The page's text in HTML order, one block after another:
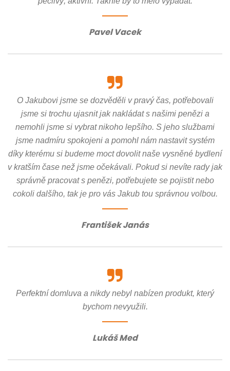
Pavel Vacek
O Jakubovi jsme se dozvěděli v pravý čas, potřebovali
jsme si trochu ujasnit jak nakládat s našimi penězi a
nemohli jsme si vybrat nikoho lepšího. S jeho službami
jsme nadmíru spokojeni a pomohl nám nastavit systém
díky kterému si budeme moct dovolit naše vysněné bydlení
v kratším čase než jsme očekávali. Pokud si nevíte rady jak
správně pracovat s penězi, potřebujete se pojistit nebo
cokoli dalšího, tak je pro vás Jakub tou správnou volbou.
František Janás
Perfektní domluva a nikdy nebyl nabízen produkt, který
bychom nevyužili.
Lukáš Med